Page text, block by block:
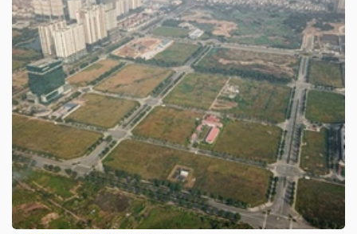
VS-
SECTOR
NĂNG
LƯỢNG